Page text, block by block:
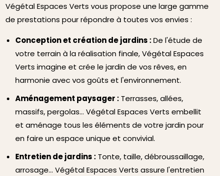
Végétal Espaces Verts vous propose une large gamme
de prestations pour répondre à toutes vos envies :
Conception et création de jardins :De l'étude de
votre terrain à la réalisation finale, Végétal Espaces
Verts imagine et crée le jardin de vos rêves, en
harmonie avec vos goûts et l'environnement.
Aménagement paysager : Terrasses, allées,
massifs, pergolas... Végétal Espaces Verts embellit
et aménage tous les éléments de votre jardin pour
en faire un espace unique et convivial.
Entretien de jardins : Tonte, taille, débroussaillage,
arrosage... Végétal Espaces Verts assure l'entretien